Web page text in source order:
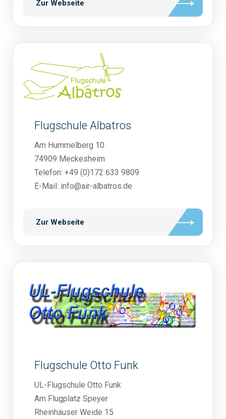
Zur Webseite
Flugschule Albatros
Am Hummelberg 10
74909 Meckesheim
Telefon: +49 (0)172 633 9809
E-Mail: info@air-albatros.de
Zur Webseite
Flugschule Otto Funk
UL-Flugschule Otto Funk
Am Flugplatz Speyer
Rheinhäuser Weide 15